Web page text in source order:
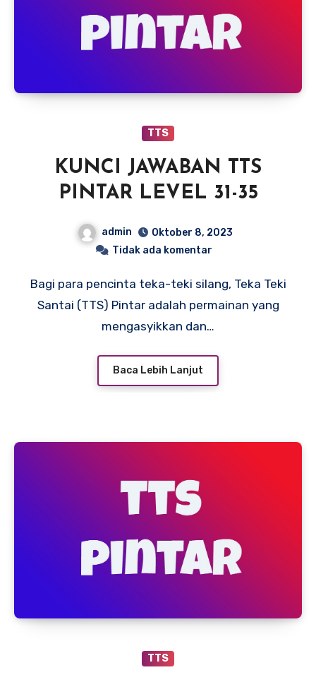
TTS
KUNCI JAWABAN TTS
PINTAR LEVEL 31-35
admin
Oktober 8, 2023
Tidak ada komentar
Bagi para pencinta teka-teki silang, Teka Teki
Santai (TTS) Pintar adalah permainan yang
mengasyikkan dan…
Baca Lebih Lanjut
TTS